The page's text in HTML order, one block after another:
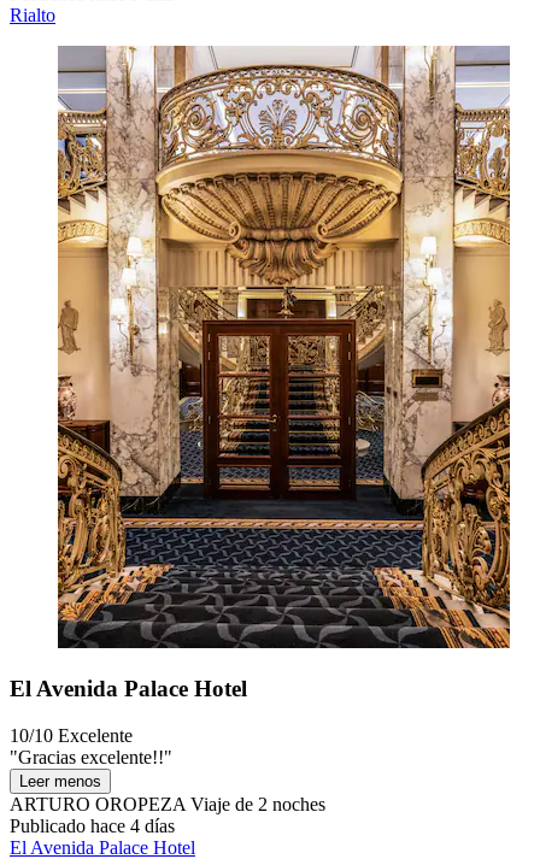
Rialto
El Avenida Palace Hotel
10/10 Excelente
"Gracias excelente!!"
Leer menos
ARTURO OROPEZA Viaje de 2 noches
Publicado hace 4 días
El Avenida Palace Hotel